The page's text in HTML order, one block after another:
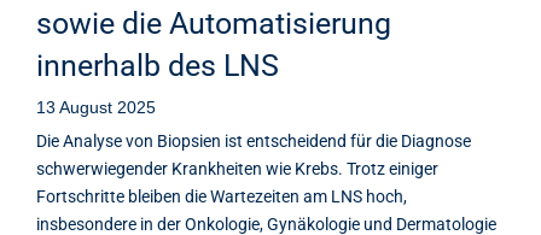
sowie die Automatisierung
innerhalb des LNS
13 August 2025
Die Analyse von Biopsien ist entscheidend für die Diagnose
schwerwiegender Krankheiten wie Krebs. Trotz einiger
Fortschritte bleiben die Wartezeiten am LNS hoch,
insbesondere in der Onkologie, Gynäkologie und Dermatologie